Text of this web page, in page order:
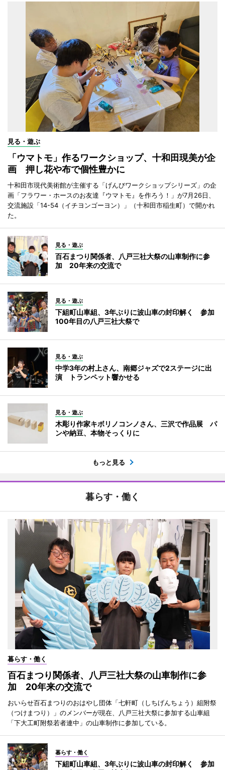
見る・遊ぶ
「ウマトモ」作るワークショップ、十和田現美が企
画 押し花や布で個性豊かに
十和田市現代美術館が主催する「げんびワークショップシリーズ」の企
画「フラワー・ホースのお友達『ウマトモ』を作ろう！」が7月26日、
交流施設「14-54（イチヨンゴーヨン）」（十和田市稲生町）で開かれ
た。
見る・遊ぶ
百石まつり関係者、八戸三社大祭の山車制作に参
加 20年来の交流で
見る・遊ぶ
下組町山車組、3年ぶりに波山車の封印解く 参加
100年目の八戸三社大祭で
見る・遊ぶ
中学3年の村上さん、南郷ジャズで2ステージに出
演 トランペット響かせる
見る・遊ぶ
木彫り作家キボリノコンノさん、三沢で作品展 パ
ンや納豆、本物そっくりに
もっと見る
暮らす・働く
暮らす・働く
百石まつり関係者、八戸三社大祭の山車制作に参
加 20年来の交流で
おいらせ百石まつりのおはやし団体「七軒町（しちげんちょう）組附祭
（つけまつり）」のメンバーが現在、八戸三社大祭に参加する山車組
「下大工町附祭若者連中」の山車制作に参加している。
暮らす・働く
下組町山車組、3年ぶりに波山車の封印解く 参加